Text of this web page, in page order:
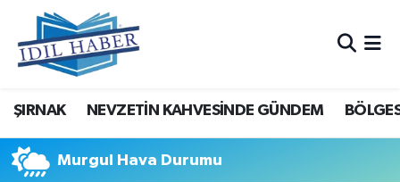
ŞIRNAK NEVZETİN KAHVESİNDE GÜNDEM
Murgul Hava Durumu
Nöbetçi Eczaneler
Hava Durumu
Trafik Durumu